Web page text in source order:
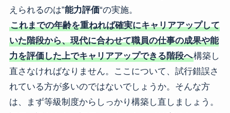
えられるのは”能力評価“の実施。
これまでの年齢を重ねれば確実にキャリアアップして
いた階段から、現代に合わせて職員の仕事の成果や能
力を評価した上でキャリアアップできる階段へ構築し
直さなければなりません。ここについて、試行錯誤さ
れている方が多いのではないでしょうか。そんな方
は、まず等級制度からしっかり構築し直しましょう。